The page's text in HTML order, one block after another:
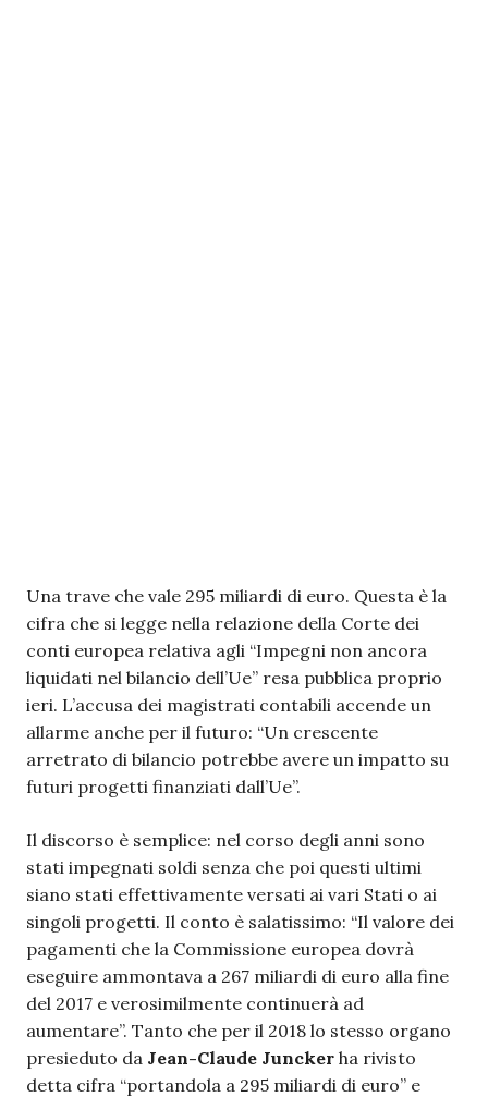
Una trave che vale 295 miliardi di euro. Questa è la
cifra che si legge nella relazione della Corte dei
conti europea relativa agli “Impegni non ancora
liquidati nel bilancio dell’Ue” resa pubblica proprio
ieri. L’accusa dei magistrati contabili accende un
allarme anche per il futuro: “Un crescente
arretrato di bilancio potrebbe avere un impatto su
futuri progetti finanziati dall’Ue”.
Il discorso è semplice: nel corso degli anni sono
stati impegnati soldi senza che poi questi ultimi
siano stati effettivamente versati ai vari Stati o ai
singoli progetti. Il conto è salatissimo: “Il valore dei
pagamenti che la Commissione europea dovrà
eseguire ammontava a 267 miliardi di euro alla fine
del 2017 e verosimilmente continuerà ad
aumentare”. Tanto che per il 2018 lo stesso organo
presieduto da Jean-Claude Juncker ha rivisto
detta cifra “portandola a 295 miliardi di euro” e